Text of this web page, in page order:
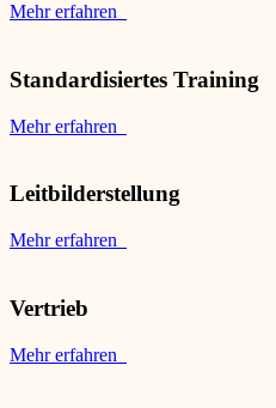
Mehr erfahren
Standardisiertes Training
Mehr erfahren
Leitbilderstellung
Mehr erfahren
Vertrieb
Mehr erfahren